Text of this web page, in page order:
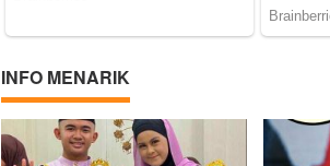
INFO MENARIK